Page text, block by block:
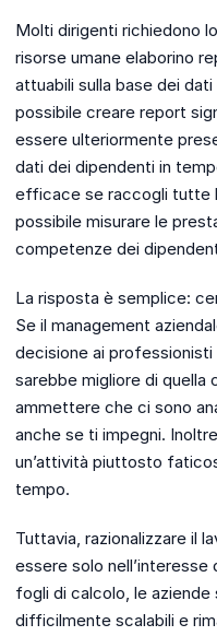
Molti dirigenti richiedono
risorse umane elaborino
attuabili sulla base dei
possibile creare report
essere ulteriormente
dati dei dipendenti in
efficace se raccogli tutte
possibile misurare le
competenze dei
La risposta è semplice:
Se il management
decisione ai
sarebbe migliore di quella
ammettere che ci sono
anche se ti impegni.
un’attività piuttosto
tempo.
Tuttavia, razionalizzare il
essere solo
fogli di calcolo, le
difficilmente scalabili e